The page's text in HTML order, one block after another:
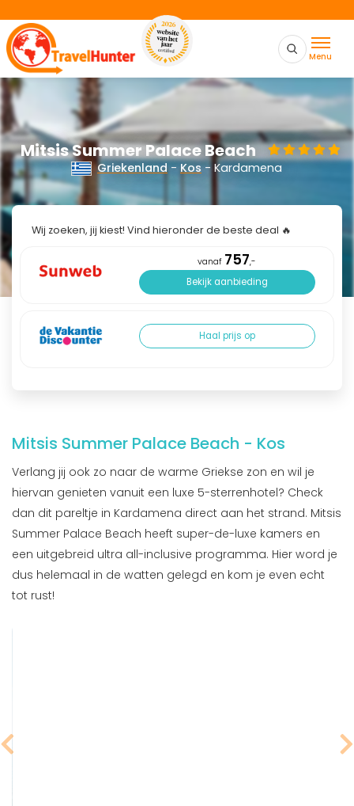
Menu
Mitsis Summer Palace Beach
Griekenland - Kos - Kardamena
Wij zoeken, jij kiest! Vind hieronder de beste deal 🔥
vanaf 757,-
Bekijk aanbieding
Haal prijs op
Mitsis Summer Palace Beach - Kos
Verlang jij ook zo naar de warme Griekse zon en wil je
hiervan genieten vanuit een luxe 5-sterrenhotel? Check
dan dit pareltje in Kardamena direct aan het strand. Mitsis
Summer Palace Beach heeft super-de-luxe kamers en
een uitgebreid ultra all-inclusive programma. Hier word je
dus helemaal in de watten gelegd en kom je even echt
tot rust!